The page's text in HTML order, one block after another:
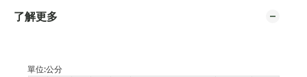
了解更多
單位:公分